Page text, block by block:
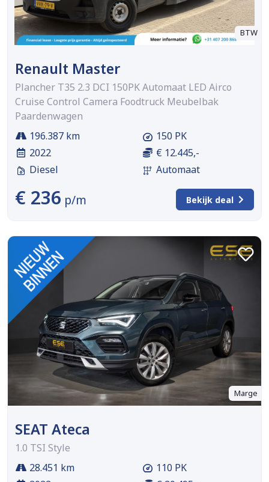
BTW
Renault Master
Plancher T35 2.3 DCI 150PK Automaat LED Airco
Cruise Control Camera Foodtruck Meubelbak
Paardenwagen
196.387 km
2022
Diesel
150 PK
€ 12.445,-
Automaat
€ 236 p/m Bekijk deal
Marge
SEAT Ateca
1.0 TSI Style
28.451 km
110 PK